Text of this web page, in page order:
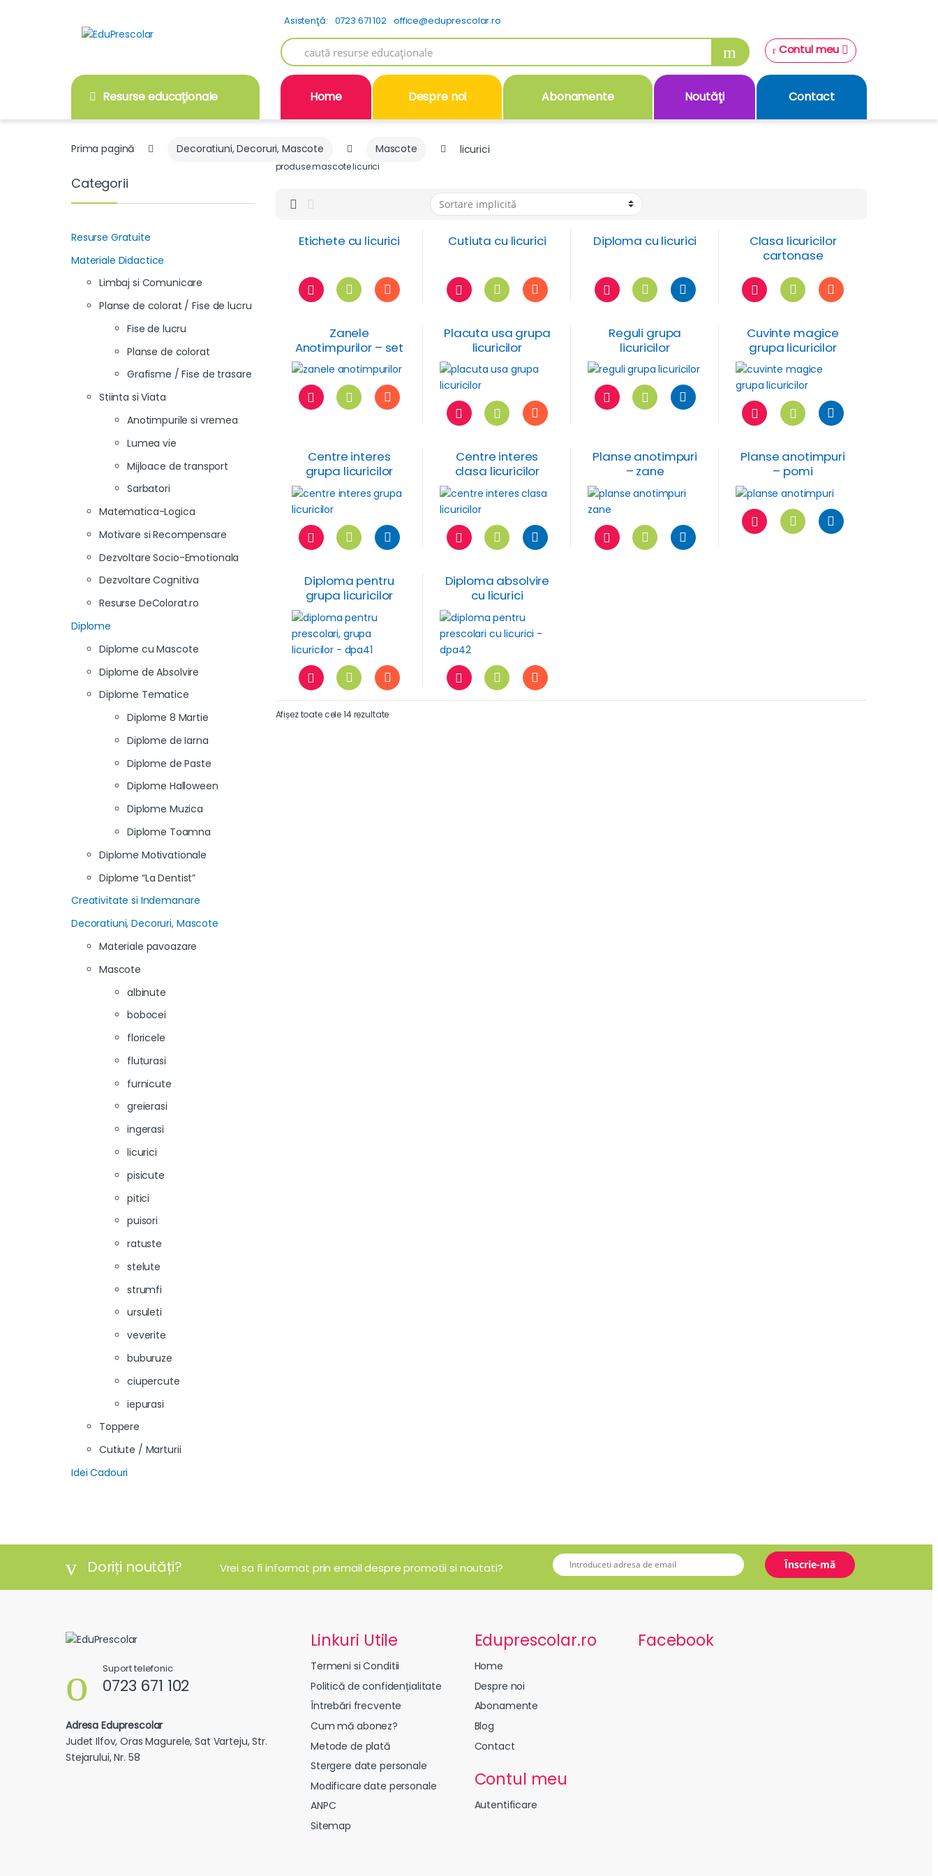
Asistenţă: 0723 671 102 office@eduprescolar.ro
Search
for:
Contul meu
Resurse educaţionale Home Despre noi Abonamente Noutăţi Contact
Prima pagină Decoratiuni, Decoruri, Mascote Mascote licurici
produse mascote licurici
Etichete cu licurici Cutiuta cu licurici Diploma cu licurici
Clasa licuricilor
cartonase
Zanele
Anotimpurilor – set
decor clasa
Placuta usa grupa
licuricilor
Reguli grupa
licuricilor
Cuvinte magice
grupa licuricilor
Centre interes
grupa licuricilor
Centre interes
clasa licuricilor
Planse anotimpuri
– zane
Planse anotimpuri
– pomi
Diploma pentru
grupa licuricilor
Diploma absolvire
cu licurici
Afișez toate cele 14 rezultate
Categorii
Resurse Gratuite
Materiale Didactice
Limbaj si Comunicare
Planse de colorat / Fise de lucru
Fise de lucru
Planse de colorat
Grafisme / Fise de trasare
Stiinta si Viata
Anotimpurile si vremea
Lumea vie
Mijloace de transport
Sarbatori
Matematica-Logica
Motivare si Recompensare
Dezvoltare Socio-Emotionala
Dezvoltare Cognitiva
Resurse DeColorat.ro
Diplome
Diplome cu Mascote
Diplome de Absolvire
Diplome Tematice
Diplome 8 Martie
Diplome de Iarna
Diplome de Paste
Diplome Halloween
Diplome Muzica
Diplome Toamna
Diplome Motivationale
Diplome “La Dentist”
Creativitate si Indemanare
Decoratiuni, Decoruri, Mascote
Materiale pavoazare
Mascote
albinute
bobocei
floricele
fluturasi
furnicute
greierasi
ingerasi
licurici
pisicute
pitici
puisori
ratuste
stelute
strumfi
ursuleti
veverite
buburuze
ciupercute
iepurasi
Toppere
Cutiute / Marturii
Idei Cadouri
Doriți noutăți? Vrei sa fi informat prin email despre promotii si noutati?
Suport telefonic
0723 671 102
Adresa Eduprescolar
Judet Ilfov, Oras Magurele, Sat Varteju, Str.
Stejarului, Nr. 58
Linkuri Utile
Termeni si Conditii
Politică de confidențialitate
Întrebări frecvente
Cum mă abonez?
Metode de plată
Stergere date personale
Modificare date personale
ANPC
Sitemap
Eduprescolar.ro
Home
Despre noi
Abonamente
Blog
Contact
Contul meu
Autentificare
Facebook